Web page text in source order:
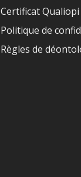
Certificat Qualiopi
Politique de
Règles de